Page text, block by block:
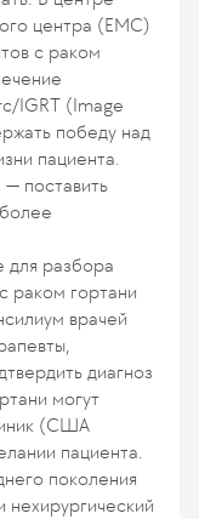
центра (ЕМС)
с раком
IGRT (Image
победу над
пациента.
поставить
для разбора
раком гортани
врачей
диагноз
могут
(США
пациента.
поколения
нехирургический